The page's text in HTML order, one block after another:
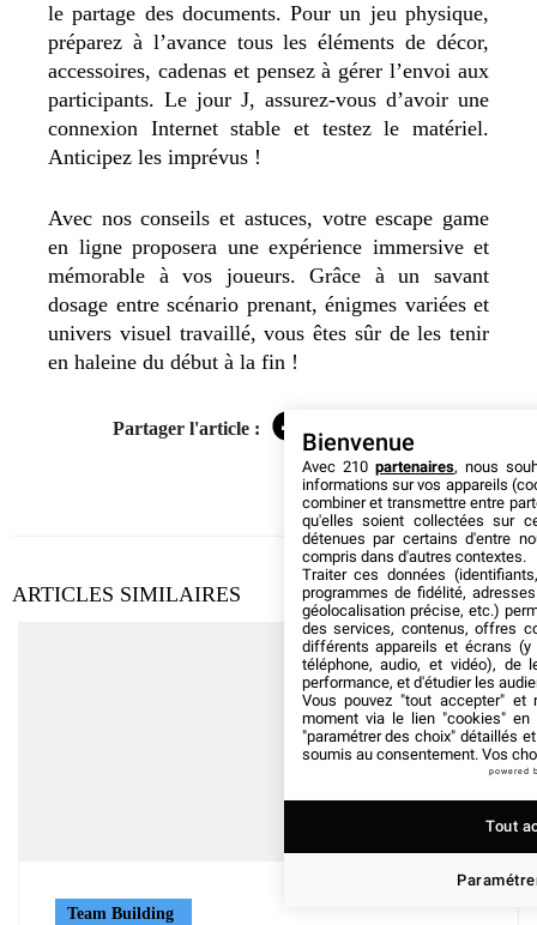
le partage des documents. Pour un jeu physique,
préparez à l’avance tous les éléments de décor,
accessoires, cadenas et pensez à gérer l’envoi aux
participants. Le jour J, assurez-vous d’avoir une
connexion Internet stable et testez le matériel.
Anticipez les imprévus !
Avec nos conseils et astuces, votre escape game
en ligne proposera une expérience immersive et
mémorable à vos joueurs. Grâce à un savant
dosage entre scénario prenant, énigmes variées et
univers visuel travaillé, vous êtes sûr de les tenir
en haleine du début à la fin !
Partager l'article : Facebook
TwitterLinkedIn
ARTICLES SIMILAIRES
Team Building
Bienvenue
Avec 210 partenaires, nous
informations sur vos appareils
combiner et transmettre entre
qu'elles soient collectées sur
détenues par certains d'entre
compris dans d'autres contextes.
Traiter ces données
programmes de fidélité,
géolocalisation précise, etc.)
des services, contenus, offres
différents appareils et écrans (y
téléphone, audio, et vidéo), de
performance, et d'étudier les
Vous pouvez "tout accepter" et
moment via le lien "cookies" en
"paramétrer des choix" détaillés
soumis au consentement. Vos
powered
Tout